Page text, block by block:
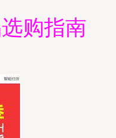
购指南